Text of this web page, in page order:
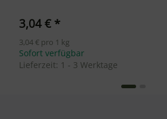
3,04 € *
3,04 € pro 1 kg
Sofort verfügbar
Lieferzeit: 1 - 3 Werktage